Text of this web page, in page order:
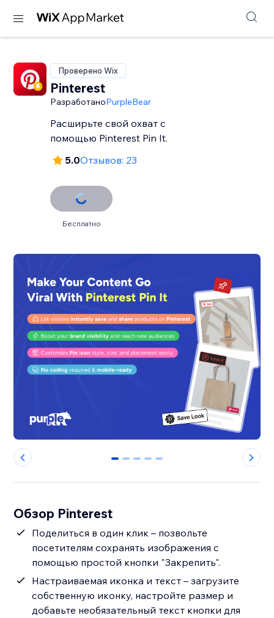
Проверено Wix
Pinterest
РазработаноPurpleBear
Расширьте свой охват с
помощью Pinterest Pin It.
5.0Отзывов: 23
Бесплатно
0 1 2 3 4
Обзор Pinterest
Поделиться в один клик – позвольте
посетителям сохранять изображения с
помощью простой кнопки "Закрепить".
Настраиваемая иконка и текст – загрузите
собственную иконку, настройте размер и
добавьте необязательный текст кнопки для